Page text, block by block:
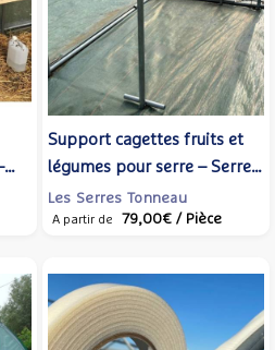
Support cagettes fruits et
légumes pour serre – Serres
Tonneau
Les Serres Tonneau
A partir de 79,00€ / Pièce